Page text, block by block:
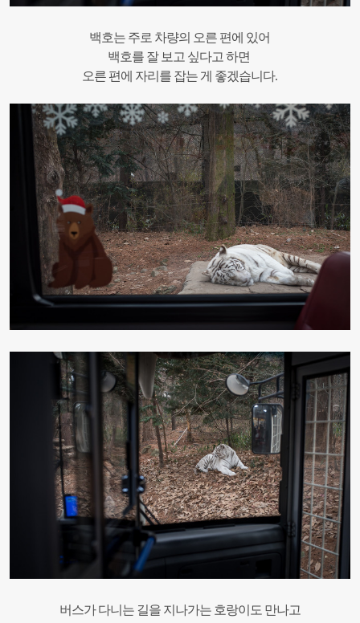
백호는 주로 차량의 오른 편에 있어
백호를 잘 보고 싶다고 하면
오른 편에 자리를 잡는 게 좋겠습니다.
버스가 다니는 길을 지나가는 호랑이도 만나고